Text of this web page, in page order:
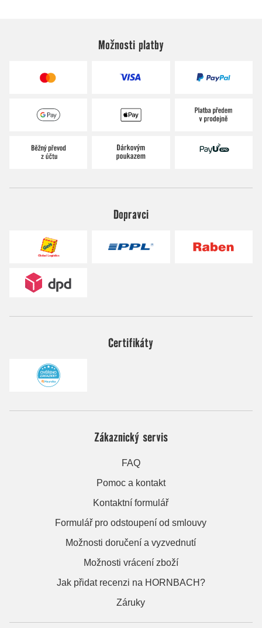
Možnosti platby
Dopravci
Certifikáty
Zákaznický servis
FAQ
Pomoc a kontakt
Kontaktní formulář
Formulář pro odstoupení od smlouvy
Možnosti doručení a vyzvednutí
Možnosti vrácení zboží
Jak přidat recenzi na HORNBACH?
Záruky